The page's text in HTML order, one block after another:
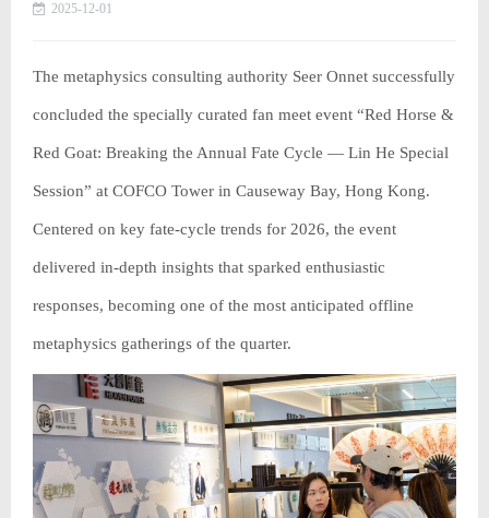
2025-12-01
The metaphysics consulting authority Seer Onnet successfully
concluded the specially curated fan meet event “Red Horse &
Red Goat: Breaking the Annual Fate Cycle — Lin He Special
Session” at COFCO Tower in Causeway Bay, Hong Kong.
Centered on key fate-cycle trends for 2026, the event
delivered in-depth insights that sparked enthusiastic
responses, becoming one of the most anticipated offline
metaphysics gatherings of the quarter.